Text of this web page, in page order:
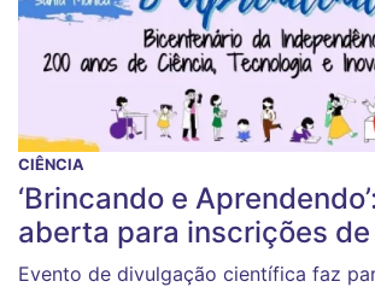
CIÊNCIA
‘Brincando e
aberta para inscrições
Evento de divulgação científica faz